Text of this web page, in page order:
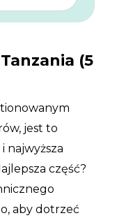
(5
jest to
najwyższa
część?
aby dotrzeć